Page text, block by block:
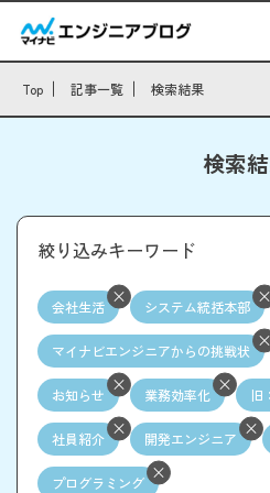
Top 記事一覧 検索結果
検索
絞り込みキーワード
会社生活 システム統括本部
マイナビエンジニアからの挑戦状
お知らせ 業務効率化 旧
社員紹介 開発エンジニア
プログラミング